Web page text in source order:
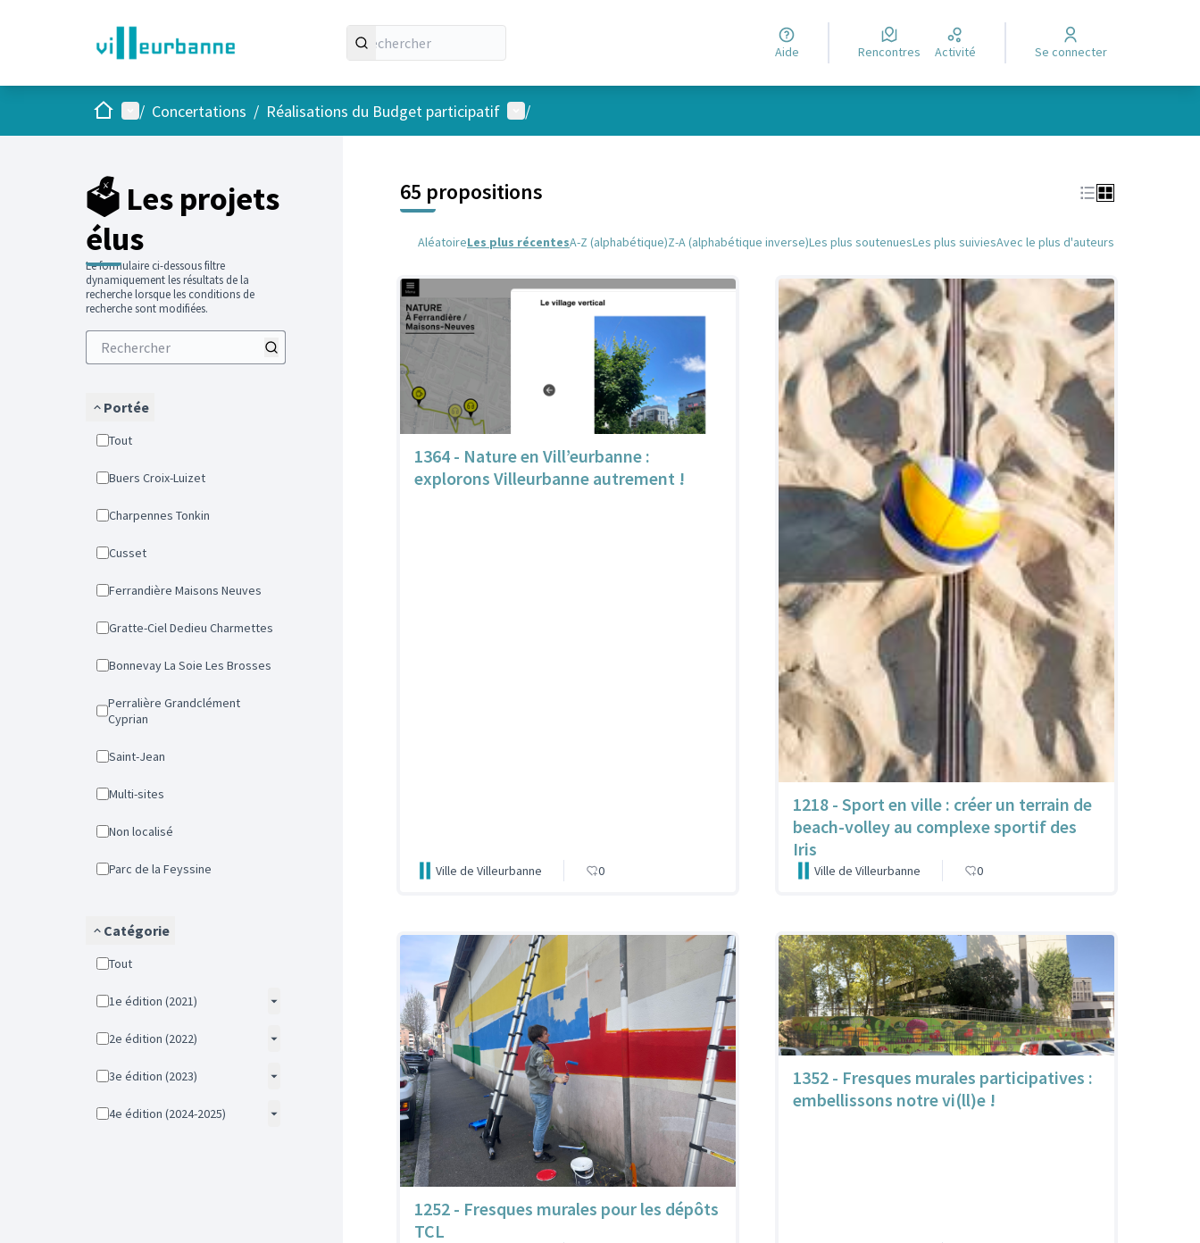
Aide Rencontres Activité Se connecter
AccueilMenu principal
/ Concertations / Réalisations du Budget participatif Menu utilisateur
/
🗳️ Les projets
élus
Le formulaire ci-dessous filtre
dynamiquement les résultats de la
recherche lorsque les conditions de
recherche sont modifiées.
Portée
Tout
Buers Croix-Luizet
Charpennes Tonkin
Cusset
Ferrandière Maisons Neuves
Gratte-Ciel Dedieu Charmettes
Bonnevay La Soie Les Brosses
Perralière Grandclément
Cyprian
Saint-Jean
Multi-sites
Non localisé
Parc de la Feyssine
Catégorie
Tout
1e édition (2021)
2e édition (2022)
3e édition (2023)
4e édition (2024-2025)
65 propositions
AléatoireLes plus récentesA-Z (alphabétique)Z-A (alphabétique inverse)Les plus soutenuesLes plus suiviesAvec le plus d'auteurs
1364 - Nature en Vill’eurbanne :
explorons Villeurbanne autrement !
Ville de Villeurbanne 0
1218 - Sport en ville : créer un terrain de
beach-volley au complexe sportif des
Iris
Ville de Villeurbanne 0
1252 - Fresques murales pour les dépôts
TCL
1352 - Fresques murales participatives :
embellissons notre vi(ll)e !